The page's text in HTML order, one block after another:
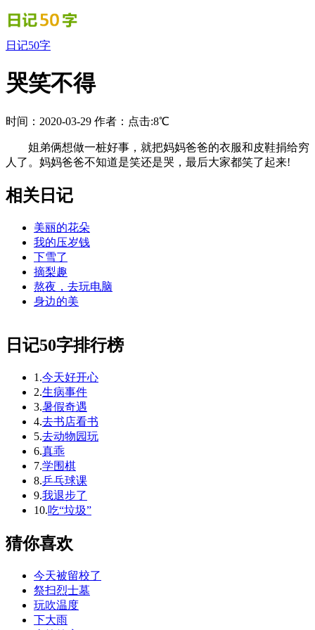
日记50字
哭笑不得
时间：2020-03-29 作者： 点击:8℃
姐弟俩想做一桩好事，就把妈妈爸爸的衣服和皮鞋捐给穷
人了。妈妈爸爸不知道是笑还是哭，最后大家都笑了起来!
相关日记
美丽的花朵
我的压岁钱
下雪了
摘梨趣
熬夜，去玩电脑
身边的美
日记50字排行榜
1.今天好开心
2.生病事件
3.暑假奇遇
4.去书店看书
5.去动物园玩
6.真乖
7.学围棋
8.乒乓球课
9.我退步了
10.吃“垃圾”
猜你喜欢
今天被留校了
祭扫烈士墓
玩吹温度
下大雨